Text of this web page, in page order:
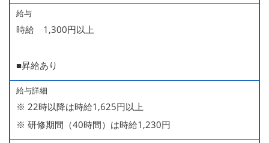
給与
時給 1,300円以上
■昇給あり
給与詳細
※ 22時以降は時給1,625円以上
※ 研修期間（40時間）は時給1,230円